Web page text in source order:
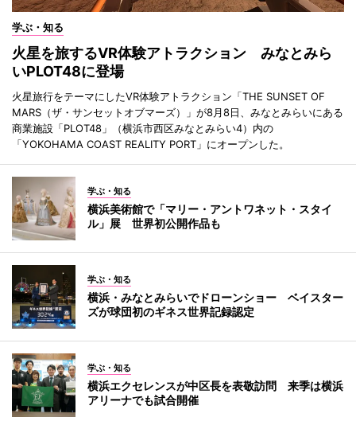
学ぶ・知る
火星を旅するVR体験アトラクション みなとみら
いPLOT48に登場
火星旅行をテーマにしたVR体験アトラクション「THE SUNSET OF
MARS（ザ・サンセットオブマーズ）」が8月8日、みなとみらいにある
商業施設「PLOT48」（横浜市西区みなとみらい4）内の
「YOKOHAMA COAST REALITY PORT」にオープンした。
学ぶ・知る
横浜美術館で「マリー・アントワネット・スタイ
ル」展 世界初公開作品も
学ぶ・知る
横浜・みなとみらいでドローンショー ベイスター
ズが球団初のギネス世界記録認定
学ぶ・知る
横浜エクセレンスが中区長を表敬訪問 来季は横浜
アリーナでも試合開催